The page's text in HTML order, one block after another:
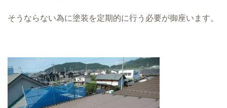
そうならない為に塗装を定期的に行う必要が御座います。